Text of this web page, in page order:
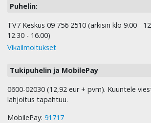
Puhelin:
TV7 Keskus 09 756 2510 (arkisin klo 9.00 -
12.30 - 16.00)
Vikailmoitukset
Tukipuhelin ja MobilePay
0600-02030 (12,92 eur + pvm). Kuuntele
lahjoitus tapahtuu.
MobilePay: 91717